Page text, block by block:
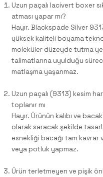
Uzun paçalı lacivert boxer
atması yapar mı?
Hayır. Blackspade Silver
yüksek kaliteli boyama
moleküler düzeyde tutma
talimatlarına uyulduğu
matlaşma yaşanmaz.
Uzun paçalı (9313) kesim
toplanır mı
Hayır. Ürünün kalıbı ve
olarak saracak şekilde
esnekliği bacağı tam
veya potluk yapmaz.
Ürün terletmeyen ve pişik